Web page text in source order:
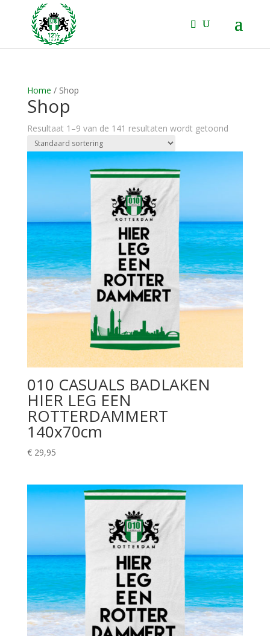
Home / Shop
Shop
Resultaat 1–9 van de 141 resultaten wordt getoond
010 CASUALS BADLAKEN
HIER LEG EEN
ROTTERDAMMERT
140x70cm
€29,95